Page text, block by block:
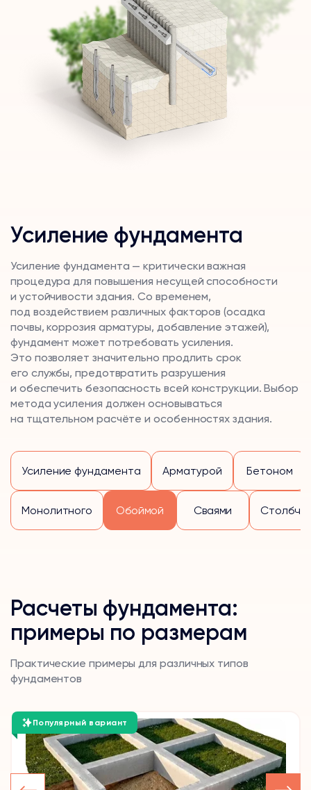
Усиление фундамента
Усиление фундамента — критически важная
процедура для повышения несущей способности
и устойчивости здания. Со временем,
под воздействием различных факторов (осадка
почвы, коррозия арматуры, добавление этажей),
фундамент может потребовать усиления.
Это позволяет значительно продлить срок
его службы, предотвратить разрушения
и обеспечить безопасность всей конструкции. Выбор
метода усиления должен основываться
на тщательном расчёте и особенностях здания.
Усиление фундамента Арматурой Бетоном
Монолитного Обоймой Сваями
Расчеты фундамента:
примеры по размерам
Практические примеры для различных типов
фундаментов
Популярный вариант